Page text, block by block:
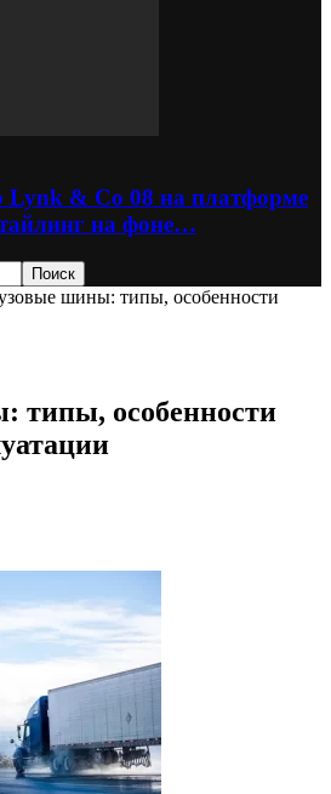
Lynk & Co 08 на платформе
на фоне…
шины: типы, особенности
типы, особенности